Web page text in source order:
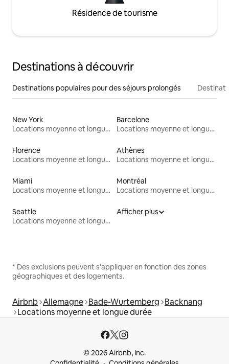
Résidence de tourisme
Destinations à découvrir
Destinations populaires pour des séjours prolongés
New York
Locations moyenne et longue durée
Barcelone
Locations moyenne et longue durée
Florence
Locations moyenne et longue durée
Athènes
Locations moyenne et longue durée
Miami
Locations moyenne et longue durée
Montréal
Locations moyenne et longue durée
Seattle
Locations moyenne et longue durée
Afficher plus
* Des exclusions peuvent s'appliquer en fonction des zones
géographiques et des logements.
Airbnb Allemagne Bade-Wurtemberg Backnang
Locations moyenne et longue durée
© 2026 Airbnb, Inc.